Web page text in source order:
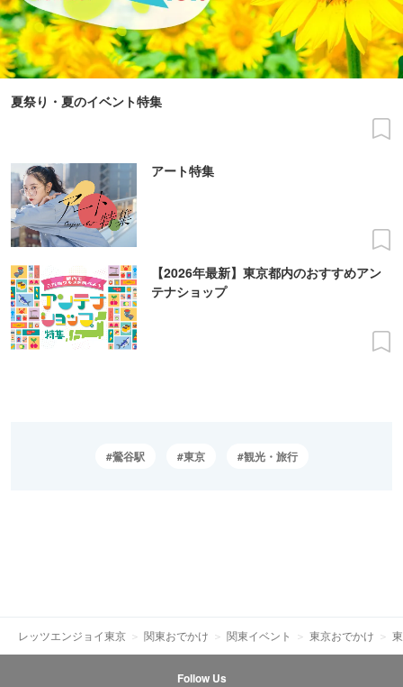
夏祭り・夏のイベント特集
アート特集
【2026年最新】東京都内のおすすめアン
テナショップ
鶯谷駅 東京 観光・旅行
レッツエンジョイ東京 関東おでかけ 関東イベント 東京おでかけ
Follow Us